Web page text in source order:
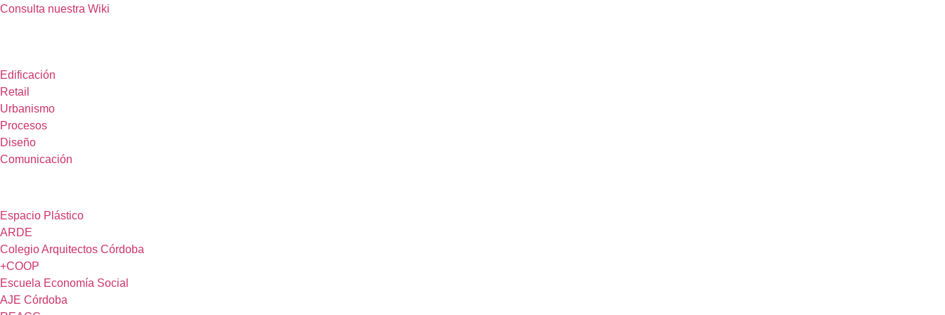
Consulta nuestra Wiki
Edificación
Retail
Urbanismo
Procesos
Diseño
Comunicación
Espacio Plástico
ARDE
Colegio Arquitectos Córdoba
+COOP
Escuela Economía Social
AJE Córdoba